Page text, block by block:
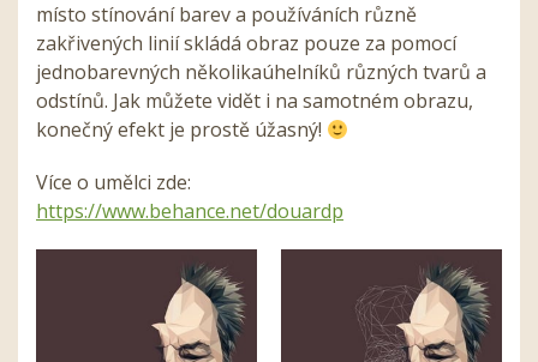
místo stínování barev a používáních různě
zakřivených linií skládá obraz pouze za pomocí
jednobarevných několikaúhelníků různých tvarů a
odstínů. Jak můžete vidět i na samotném obrazu,
konečný efekt je prostě úžasný!
Více o umělci zde:
https://www.behance.net/douardp